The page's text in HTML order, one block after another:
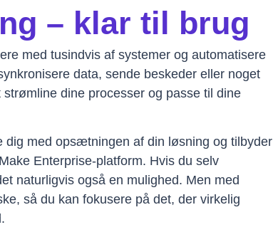
– klar til brug
med tusindvis af systemer og automatisere
data, sende beskeder eller noget
dine processer og passe til dine
med opsætningen af din løsning og tilbyder
Enterprise-platform. Hvis du selv
naturligvis også en mulighed. Men med
så du kan fokusere på det, der virkelig